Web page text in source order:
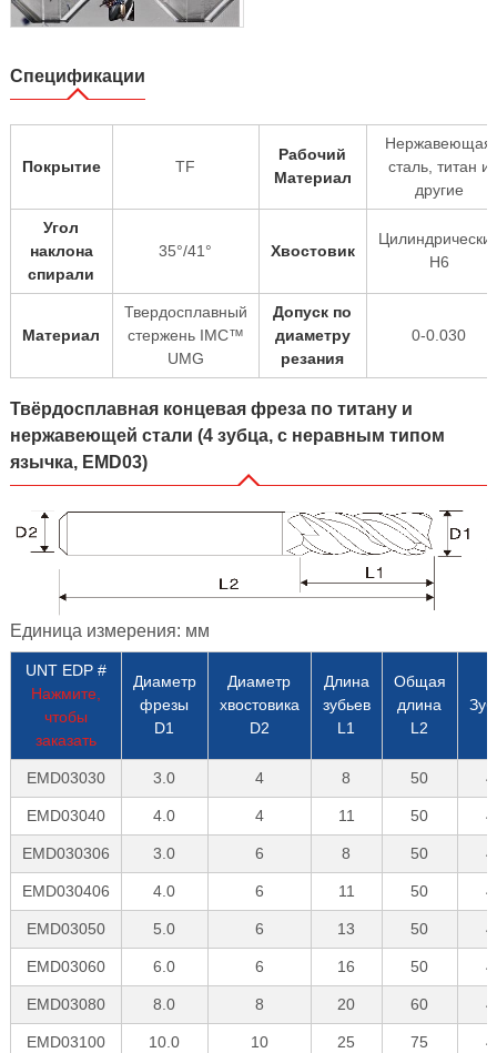
Спецификации
Покрытие TF
Рабочий
Материал
Нержавеющая
сталь, титан и
другие
Угол
наклона
спирали
35°/41° Хвостовик
H6
Материал
Твердосплавный
стержень IMC™
UMG
Допуск по
диаметру
резания
0-0.030
Твёрдосплавная концевая фреза по титану и
нержавеющей стали (4 зубца, с неравным типом
язычка, EMD03)
Единица измерения: мм
UNT EDP #
Нажмите,
чтобы
заказать
Диаметр
фрезы
D1
Диаметр
хвостовика
D2
Длина
зубьев
L1
Общая
длина
L2
EMD03030 3.0 4 8 50 4
EMD03040 4.0 4 11 50 4
EMD030306 3.0 6 8 50 4
EMD030406 4.0 6 11 50 4
EMD03050 5.0 6 13 50 4
EMD03060 6.0 6 16 50 4
EMD03080 8.0 8 20 60 4
EMD03100 10.0 10 25 75 4